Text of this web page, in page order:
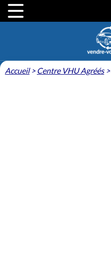
Accueil> Centre VHU Agréés>